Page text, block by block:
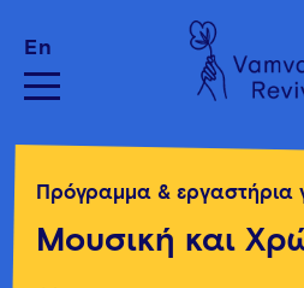
En
Πρόγραμμα & εργαστήρια
Μουσική και